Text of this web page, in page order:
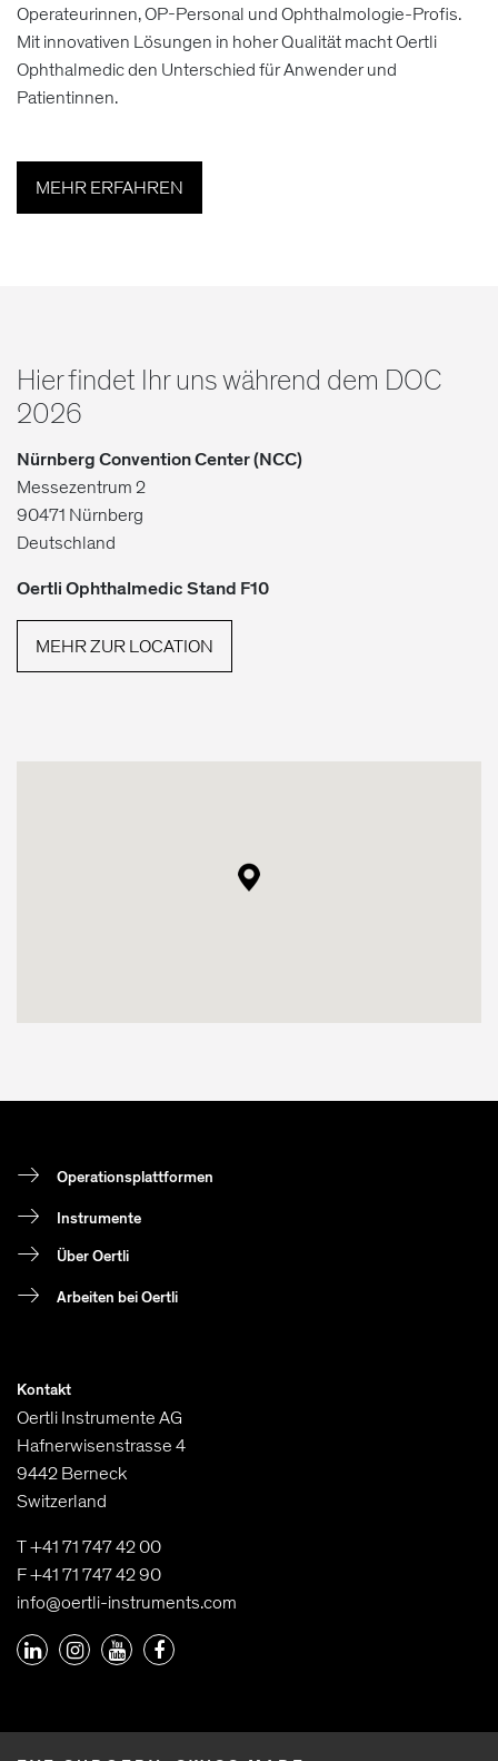
Operateurinnen, OP-Personal und Ophthalmologie-Profis.
Mit innovativen Lösungen in hoher Qualität macht Oertli
Ophthalmedic den Unterschied für Anwender und
Patientinnen.
MEHR ERFAHREN
Hier findet Ihr uns während dem DOC
2026
Nürnberg Convention Center (NCC)
Messezentrum 2
90471 Nürnberg
Deutschland
Oertli Ophthalmedic Stand F10
MEHR ZUR LOCATION
Operationsplattformen
Instrumente
Über Oertli
Arbeiten bei Oertli
Kontakt
Oertli Instrumente AG
Hafnerwisenstrasse 4
9442 Berneck
Switzerland
T +41 71 747 42 00
F +41 71 747 42 90
info@oertli-instruments.com